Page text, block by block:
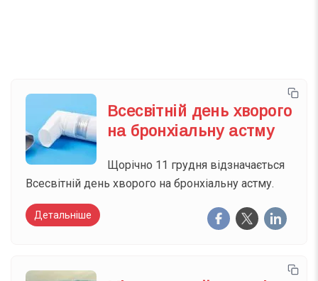
Всесвітній день хворого
на бронхіальну астму
Щорічно 11 грудня відзначається
Всесвітній день хворого на бронхіальну астму.
Детальніше